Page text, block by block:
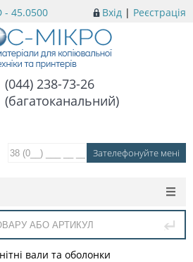
Вхід | Реєстрація
- 45.0500
(044) 238-73-26
(багатоканальний)
вали та оболонки